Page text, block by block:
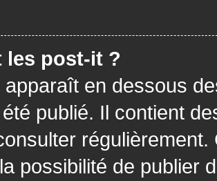
les post-it ?
apparaît en dessous
publié. Il contient
possibilité de publier